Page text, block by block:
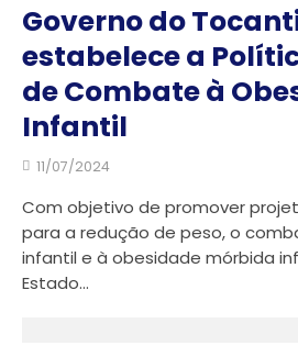
Governo do
estabelece a
de Combate à
Infantil
11/07/2024
Com objetivo de promover
para a redução de peso, o
infantil e à obesidade mórbida
Estado...